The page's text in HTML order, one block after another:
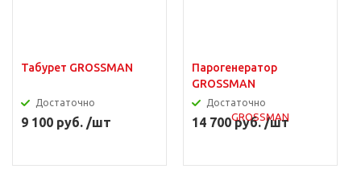
Табурет GROSSMAN
Достаточно
9 100 руб. /шт
Парогенератор
GROSSMAN
Достаточно
14 700 руб. /шт